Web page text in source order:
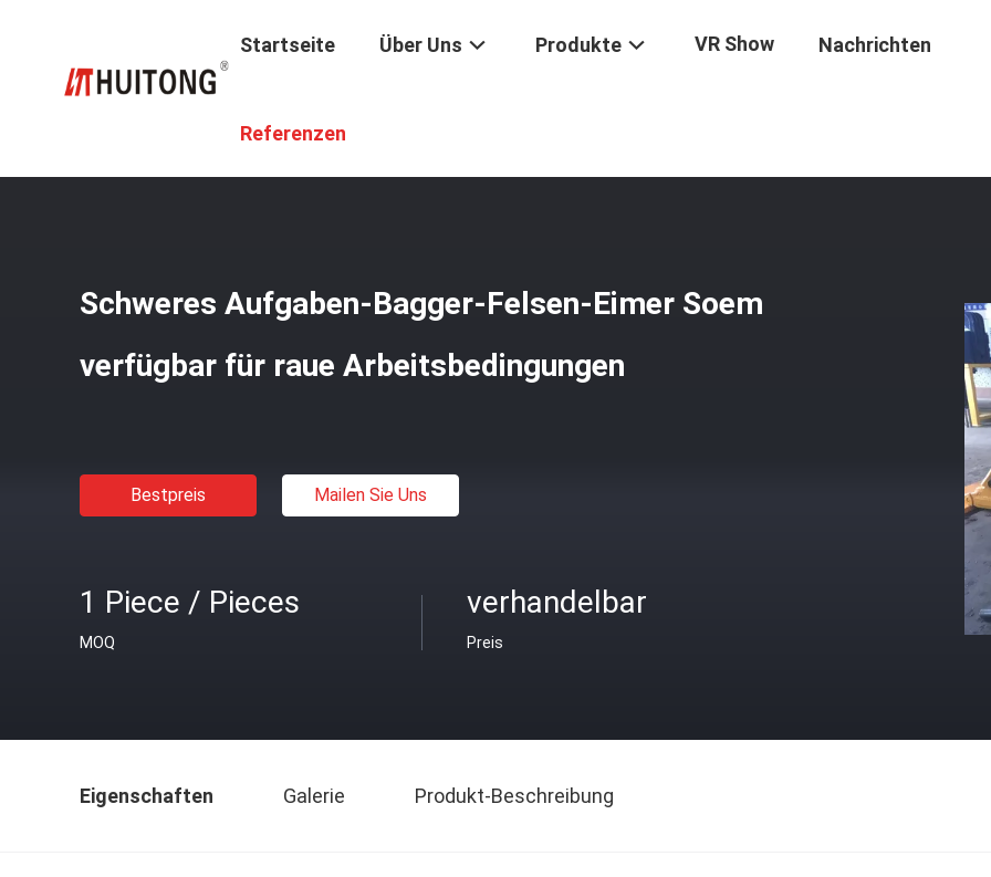
Startseite Über Uns Produkte VR Show Nachrichten
Referenzen
Schweres Aufgaben-Bagger-Felsen-Eimer Soem
verfügbar für raue Arbeitsbedingungen
Bestpreis Mailen Sie Uns
1 Piece / Pieces
MOQ
verhandelbar
Preis
Eigenschaften Galerie Produkt-Beschreibung